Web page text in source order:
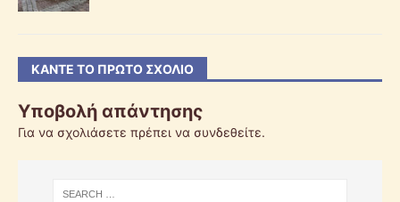
ΚΆΝΤΕ ΤΟ ΠΡΏΤΟ ΣΧΌΛΙΟ
Υποβολή απάντησης
Για να σχολιάσετε πρέπει να συνδεθείτε.